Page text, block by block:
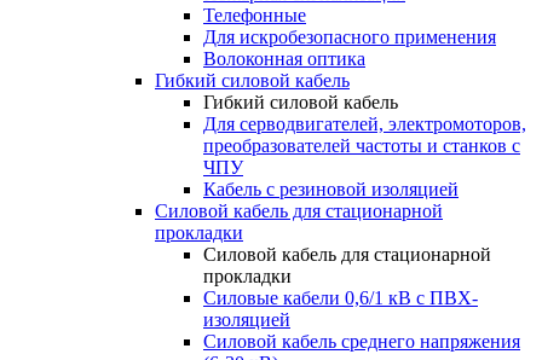
Телефонные
Для искробезопасного применения
Волоконная оптика
Гибкий силовой кабель
Гибкий силовой кабель
Для серводвигателей, электромоторов,
преобразователей частоты и станков с
ЧПУ
Кабель с резиновой изоляцией
Силовой кабель для стационарной
прокладки
Силовой кабель для стационарной
прокладки
Силовые кабели 0,6/1 кВ с ПВХ-
изоляцией
Силовой кабель среднего напряжения